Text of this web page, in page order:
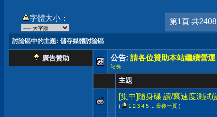
字體大小： 第1頁 共
討論區中的主題: 儲存媒體討論區
廣告贊助 公告: 請各位贊助本站繼續營運
站長
主題
[集中]隨身碟 讀/寫速度測試
( 1 2 3 4 5 最後一頁 )